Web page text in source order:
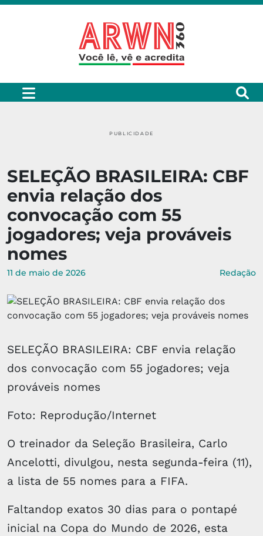
PUBLICIDADE
SELEÇÃO BRASILEIRA: CBF
envia relação dos
convocação com 55
jogadores; veja prováveis
nomes
11 de maio de 2026 Redação
SELEÇÃO BRASILEIRA: CBF envia relação
dos convocação com 55 jogadores; veja
prováveis nomes
Foto: Reprodução/Internet
O treinador da Seleção Brasileira, Carlo
Ancelotti, divulgou, nesta segunda-feira (11),
a lista de 55 nomes para a FIFA.
Faltandop exatos 30 dias para o pontapé
inicial na Copa do Mundo de 2026, esta